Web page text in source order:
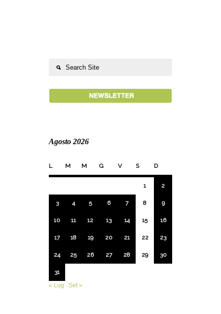
Agosto 2026
L M M G V S D
1 2
3 4 5 6 7 8 9
10 11 12 13 14 15 16
17 18 19 20 21 22 23
24 25 26 27 28 29 30
31
« Lug
Set »